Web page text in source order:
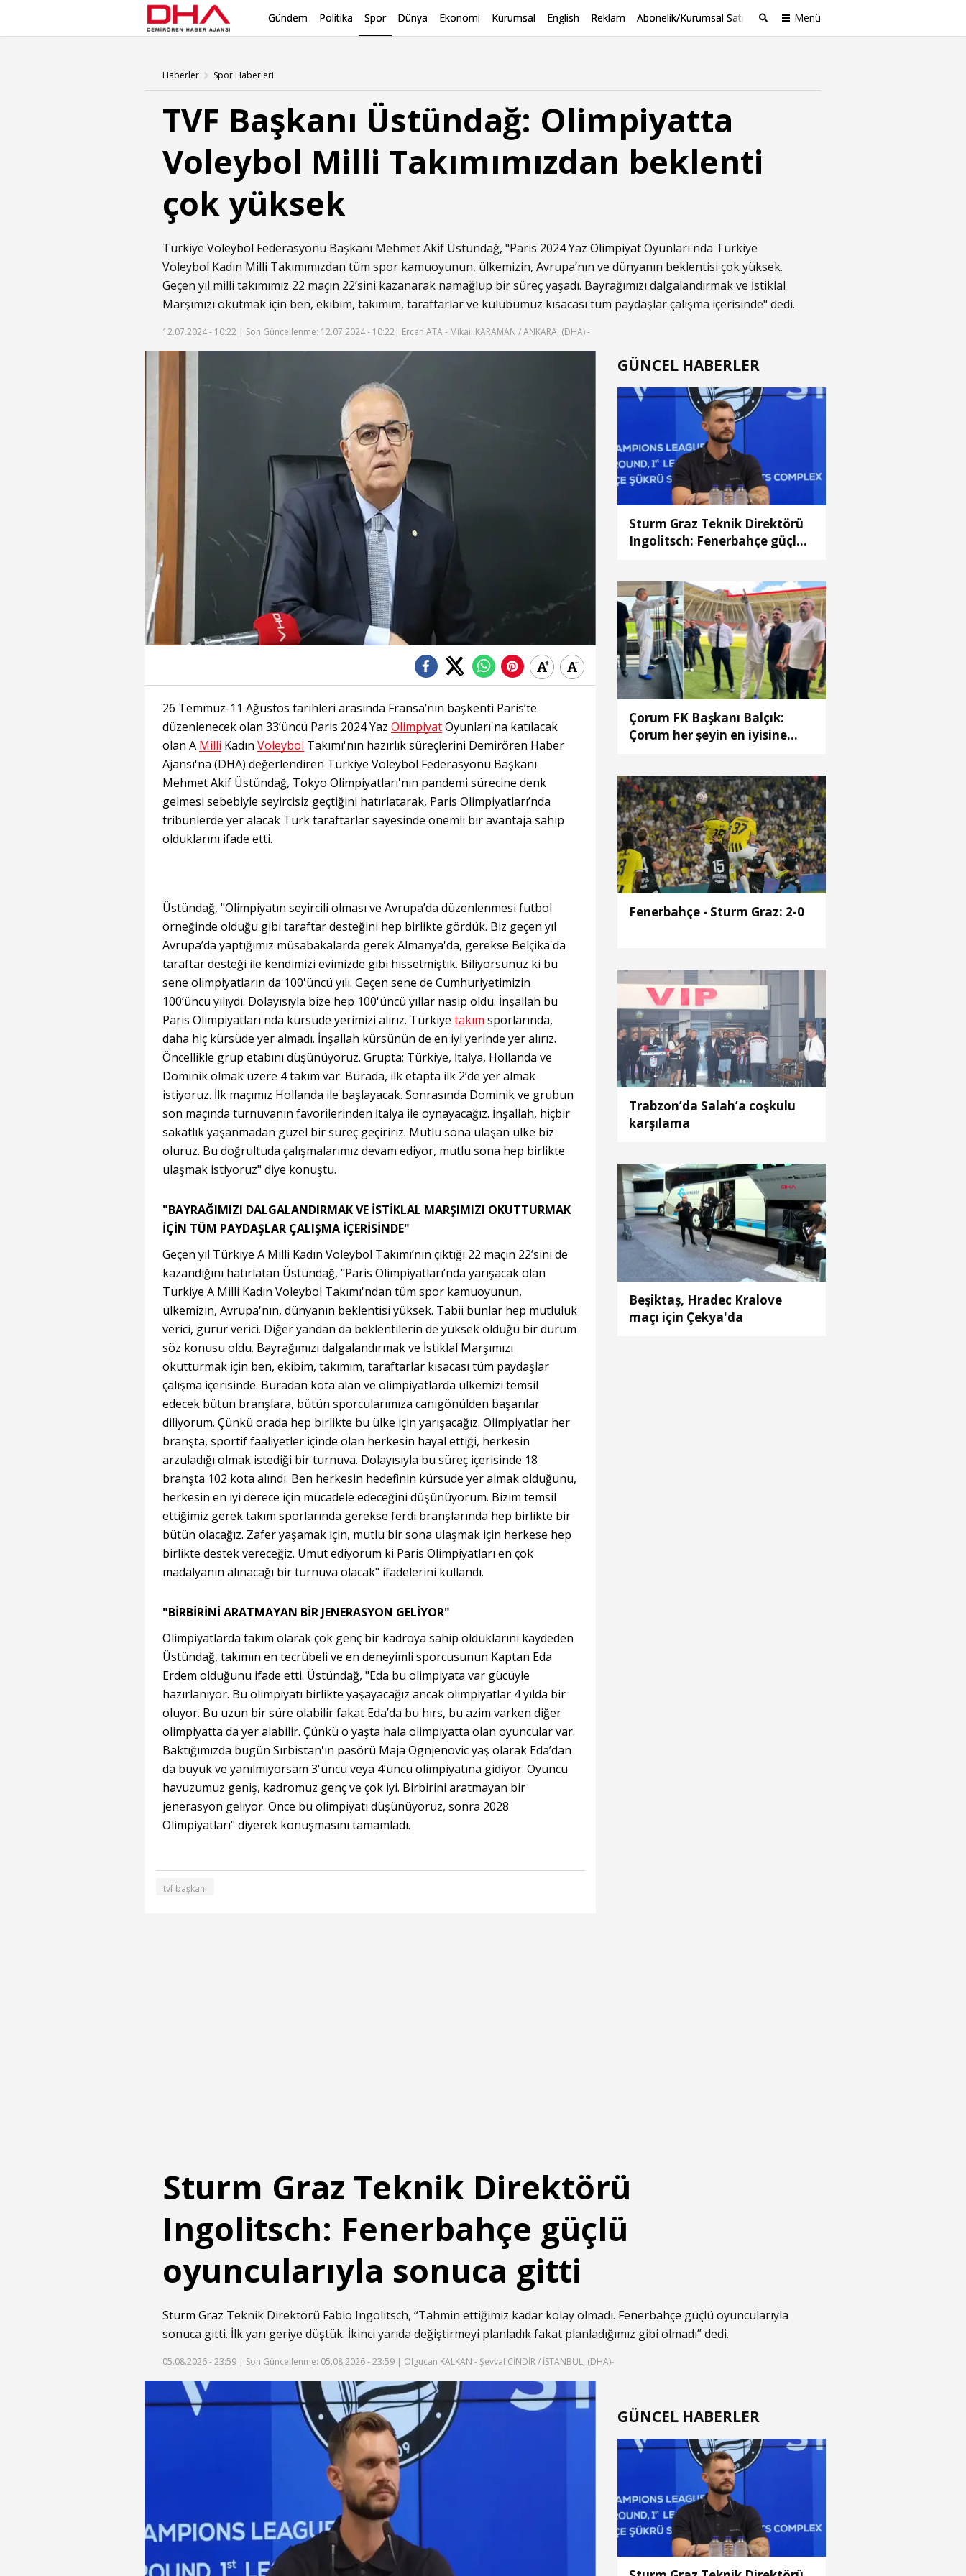
Gündem Politika Spor Dünya Ekonomi Kurumsal English Reklam Abonelik/Kurumsal Satış Menü
Haberler Spor Haberleri
TVF Başkanı Üstündağ: Olimpiyatta
Voleybol Milli Takımımızdan beklenti
çok yüksek
Türkiye Voleybol Federasyonu Başkanı Mehmet Akif Üstündağ, "Paris 2024 Yaz OlimpiyatOyunları'nda Türkiye
Voleybol Kadın Milli Takımımızdan tüm spor kamuoyunun, ülkemizin, Avrupa’nın ve dünyanın beklentisi çok yüksek.
Geçen yıl milli takımımız 22 maçın 22’sini kazanarak namağlup bir süreç yaşadı. Bayrağımızı dalgalandırmak ve İstiklal
Marşımızı okutmak için ben, ekibim, takımım, taraftarlar ve kulübümüz kısacası tüm paydaşlar çalışma içerisinde" dedi.
12.07.2024 - 10:22 | Son Güncellenme: 12.07.2024 - 10:22 | Ercan ATA - Mikail KARAMAN / ANKARA, (DHA) -
26 Temmuz-11 Ağustos tarihleri arasında Fransa’nın başkenti Paris’te
düzenlenecek olan 33’üncü Paris 2024 Yaz OlimpiyatOyunları'na katılacak
olan A Milli Kadın Voleybol Takımı'nın hazırlık süreçlerini Demirören Haber
Ajansı'na (DHA) değerlendiren Türkiye Voleybol Federasyonu Başkanı
Mehmet Akif Üstündağ, Tokyo Olimpiyatları'nın pandemi sürecine denk
gelmesi sebebiyle seyircisiz geçtiğini hatırlatarak, Paris Olimpiyatları’nda
tribünlerde yer alacak Türk taraftarlar sayesinde önemli bir avantaja sahip
olduklarını ifade etti.
Üstündağ, "Olimpiyatın seyircili olması ve Avrupa’da düzenlenmesi futbol
örneğinde olduğu gibi taraftar desteğini hep birlikte gördük. Biz geçen yıl
Avrupa’da yaptığımız müsabakalarda gerek Almanya'da, gerekse Belçika'da
taraftar desteği ile kendimizi evimizde gibi hissetmiştik. Biliyorsunuz ki bu
sene olimpiyatların da 100'üncü yılı. Geçen sene de Cumhuriyetimizin
100’üncü yılıydı. Dolayısıyla bize hep 100'üncü yıllar nasip oldu. İnşallah bu
Paris Olimpiyatları'nda kürsüde yerimizi alırız. Türkiye takım sporlarında,
daha hiç kürsüde yer almadı. İnşallah kürsünün de en iyi yerinde yer alırız.
Öncellikle grup etabını düşünüyoruz. Grupta; Türkiye, İtalya, Hollanda ve
Dominik olmak üzere 4 takım var. Burada, ilk etapta ilk 2’de yer almak
istiyoruz. İlk maçımız Hollanda ile başlayacak. Sonrasında Dominik ve grubun
son maçında turnuvanın favorilerinden İtalya ile oynayacağız. İnşallah, hiçbir
sakatlık yaşanmadan güzel bir süreç geçiririz. Mutlu sona ulaşan ülke biz
oluruz. Bu doğrultuda çalışmalarımız devam ediyor, mutlu sona hep birlikte
ulaşmak istiyoruz" diye konuştu.
"BAYRAĞIMIZI DALGALANDIRMAK VE İSTİKLAL MARŞIMIZI OKUTTURMAK
İÇİN TÜM PAYDAŞLAR ÇALIŞMA İÇERİSİNDE"
Geçen yıl Türkiye A Milli Kadın Voleybol Takımı’nın çıktığı 22 maçın 22’sini de
kazandığını hatırlatan Üstündağ, "Paris Olimpiyatları’nda yarışacak olan
Türkiye A Milli Kadın Voleybol Takımı'ndan tüm spor kamuoyunun,
ülkemizin, Avrupa'nın, dünyanın beklentisi yüksek. Tabii bunlar hep mutluluk
verici, gurur verici. Diğer yandan da beklentilerin de yüksek olduğu bir durum
söz konusu oldu. Bayrağımızı dalgalandırmak ve İstiklal Marşımızı
okutturmak için ben, ekibim, takımım, taraftarlar kısacası tüm paydaşlar
çalışma içerisinde. Buradan kota alan ve olimpiyatlarda ülkemizi temsil
edecek bütün branşlara, bütün sporcularımıza canıgönülden başarılar
diliyorum. Çünkü orada hep birlikte bu ülke için yarışacağız. Olimpiyatlar her
branşta, sportif faaliyetler içinde olan herkesin hayal ettiği, herkesin
arzuladığı olmak istediği bir turnuva. Dolayısıyla bu süreç içerisinde 18
branşta 102 kota alındı. Ben herkesin hedefinin kürsüde yer almak olduğunu,
herkesin en iyi derece için mücadele edeceğini düşünüyorum. Bizim temsil
ettiğimiz gerek takım sporlarında gerekse ferdi branşlarında hep birlikte bir
bütün olacağız. Zafer yaşamak için, mutlu bir sona ulaşmak için herkese hep
birlikte destek vereceğiz. Umut ediyorum ki Paris Olimpiyatları en çok
madalyanın alınacağı bir turnuva olacak" ifadelerini kullandı.
"BİRBİRİNİ ARATMAYAN BİR JENERASYON GELİYOR"
Olimpiyatlarda takım olarak çok genç bir kadroya sahip olduklarını kaydeden
Üstündağ, takımın en tecrübeli ve en deneyimli sporcusunun Kaptan Eda
Erdem olduğunu ifade etti. Üstündağ, "Eda bu olimpiyata var gücüyle
hazırlanıyor. Bu olimpiyatı birlikte yaşayacağız ancak olimpiyatlar 4 yılda bir
oluyor. Bu uzun bir süre olabilir fakat Eda’da bu hırs, bu azim varken diğer
olimpiyatta da yer alabilir. Çünkü o yaşta hala olimpiyatta olan oyuncular var.
Baktığımızda bugün Sırbistan'ın pasörü Maja Ognjenovic yaş olarak Eda’dan
da büyük ve yanılmıyorsam 3'üncü veya 4’üncü olimpiyatına gidiyor. Oyuncu
havuzumuz geniş, kadromuz genç ve çok iyi. Birbirini aratmayan bir
jenerasyon geliyor. Önce bu olimpiyatı düşünüyoruz, sonra 2028
Olimpiyatları" diyerek konuşmasını tamamladı.
tvf başkanı
GÜNCEL HABERLER
Sturm Graz Teknik Direktörü
Ingolitsch: Fenerbahçe güçlü
Çorum FK Başkanı Balçık:
Çorum her şeyin en iyisine
Fenerbahçe - Sturm Graz: 2-0
Trabzon’da Salah’a coşkulu
karşılama
Beşiktaş, Hradec Kralove
maçı için Çekya'da
Sturm Graz Teknik Direktörü
Ingolitsch: Fenerbahçe güçlü
oyuncularıyla sonuca gitti
Sturm Graz Teknik Direktörü Fabio Ingolitsch, “Tahmin ettiğimiz kadar kolay olmadı. Fenerbahçe güçlü oyuncularıyla
sonuca gitti. İlk yarı geriye düştük. İkinci yarıda değiştirmeyi planladık fakat planladığımız gibi olmadı” dedi.
05.08.2026 - 23:59 | Son Güncellenme: 05.08.2026 - 23:59 | Olgucan KALKAN - Şevval CİNDİR / İSTANBUL, (DHA)-
GÜNCEL HABERLER